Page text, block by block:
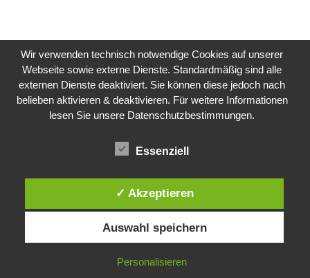
Datenschutzerklärung
Instagram
Wir verwenden technisch notwendige Cookies auf unserer
Webseite sowie externe Dienste. Standardmäßig sind alle
externen Dienste deaktiviert. Sie können diese jedoch nach
belieben aktivieren & deaktivieren. Für weitere Informationen
lesen Sie unsere Datenschutzbestimmungen.
Essenziell
✓ Akzeptieren
Auswahl speichern
Personalisieren